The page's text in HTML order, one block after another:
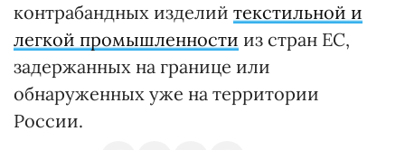
контрабандных изделий текстильной и
легкой промышленности из стран ЕС,
задержанных на границе или
обнаруженных уже на территории
России.